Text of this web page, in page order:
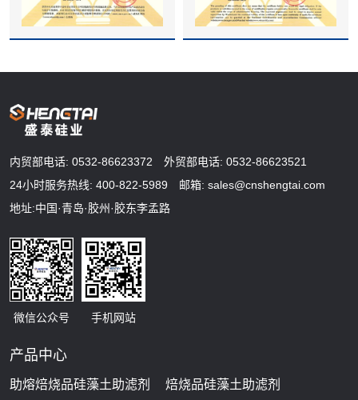
内贸部电话: 0532-86623372 外贸部电话: 0532-86623521
24小时服务热线: 400-822-5989 邮箱: sales@cnshengtai.com
地址:中国·青岛·胶州·胶东李孟路
微信公众号 手机网站
产品中心
助熔焙烧品硅藻土助滤剂
焙烧品硅藻土助滤剂